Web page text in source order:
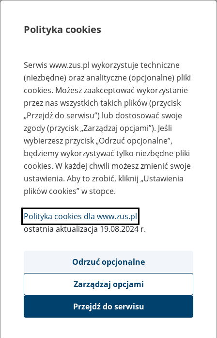
Rejestry, ewidencje i archiwa
Baza zlikwidowanych lub
przekształconych zakładów pracy
Nazwa zakładu pracy:
SZUKAJ
Ukryj wszystkie pozycje bazy
Zakład Prefabrykacji/nBytom
Polityka cookies
Serwis www.zus.pl wykorzystuje techniczne
(niezbędne) oraz analityczne (opcjonalne) pliki
cookies. Możesz zaakceptować wykorzystanie
przez nas wszystkich takich plików (przycisk
„Przejdź do serwisu”) lub dostosować swoje
zgody (przycisk „Zarządzaj opcjami”). Jeśli
wybierzesz przycisk „Odrzuć opcjonalne”,
będziemy wykorzystywać tylko niezbędne pliki
cookies. W każdej chwili możesz zmienić swoje
ustawienia. Aby to zrobić, kliknij „Ustawienia
plików cookies” w stopce.
Polityka cookies dla www.zus.pl
ostatnia aktualizacja 19.08.2024 r.
Odrzuć opcjonalne
Zarządzaj opcjami
Przejdź do serwisu